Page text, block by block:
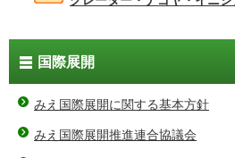
国際展開
みえ国際展開に関する基本方針
みえ国際展開推進連合協議会